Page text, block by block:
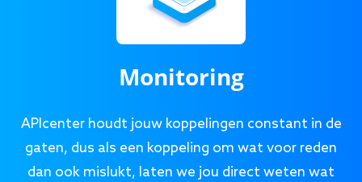
Monitoring
APIcenter houdt jouw koppelingen constant in de
gaten, dus als een koppeling om wat voor reden
dan ook mislukt, laten we jou direct weten wat